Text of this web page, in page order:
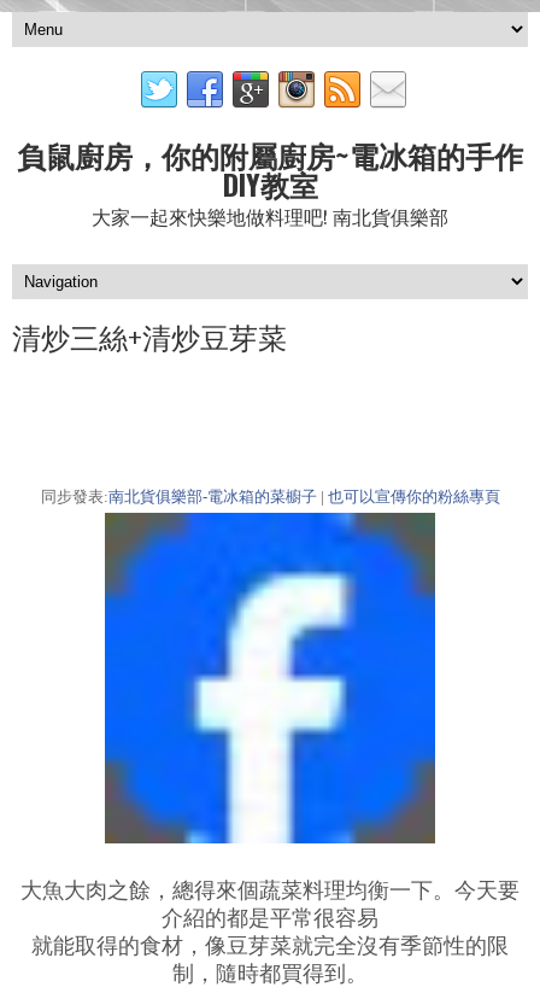
負鼠廚房，你的附屬廚房~電冰箱的手作
DIY教室
大家一起來快樂地做料理吧! 南北貨俱樂部
清炒三絲+清炒豆芽菜
同步發表:南北貨俱樂部-電冰箱的菜櫥子| 也可以宣傳你的粉絲專頁
大魚大肉之餘，總得來個蔬菜料理均衡一下。今天要
介紹的都是平常很容易
就能取得的食材，像豆芽菜就完全沒有季節性的限
制，隨時都買得到。